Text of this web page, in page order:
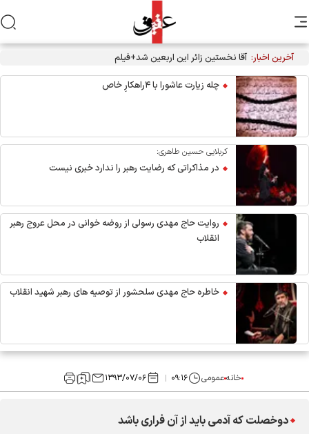
آخرین اخبار: آقا نخستین زائر این اربعین شد+فیلم
چله زیارت عاشورا با ۴راهکارِ خاص
کربلایی حسین طاهری:
در مذاکراتی که رضایت رهبر را ندارد خبری نیست
روایت حاج مهدی رسولی از روضه خوانی در محل عروج رهبر
انقلاب
خاطره حاج مهدی سلحشور از توصیه های رهبر شهید انقلاب
خانهعمومی ۰۹:۱۶ ۱۳۹۳/۰۷/۰۶
دوخصلت که آدمی باید از آن فراری باشد